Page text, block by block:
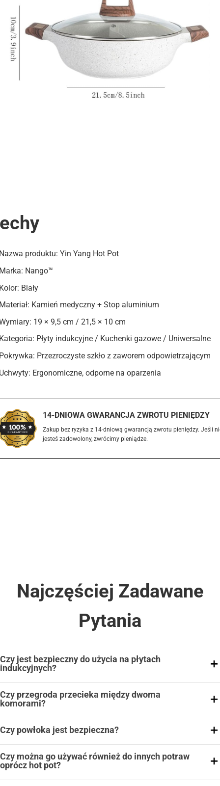
produktu: Yin Yang Hot Pot
Nango™
Biały
Kamień medyczny + Stop aluminium
19 × 9,5 cm / 21,5 × 10 cm
Płyty indukcyjne / Kuchenki gazowe / Uniwersalne
Przezroczyste szkło z zaworem odpowietrzającym
Ergonomiczne, odporne na oparzenia
14-DNIOWA GWARANCJA ZWROTU PIENIĘDZY
Zakup bez ryzyka z 14-dniową gwarancją zwrotu pieniędzy. Jeśli
jesteś zadowolony, zwrócimy pieniądze.
Najczęściej Zadawane
Pytania
Czy jest bezpieczny do użycia na płytach
indukcyjnych?
Czy przegroda przecieka między dwoma
komorami?
Czy powłoka jest bezpieczna?
Czy można go używać również do innych potraw
oprócz hot pot?